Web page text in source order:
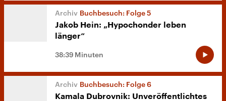
Buchbesuch: Folge 5
Jakob Hein: „Hypochonder leben
länger“
38:39 Minuten
Buchbesuch: Folge 6
Kamala Dubrovnik: Unveröffentlichtes